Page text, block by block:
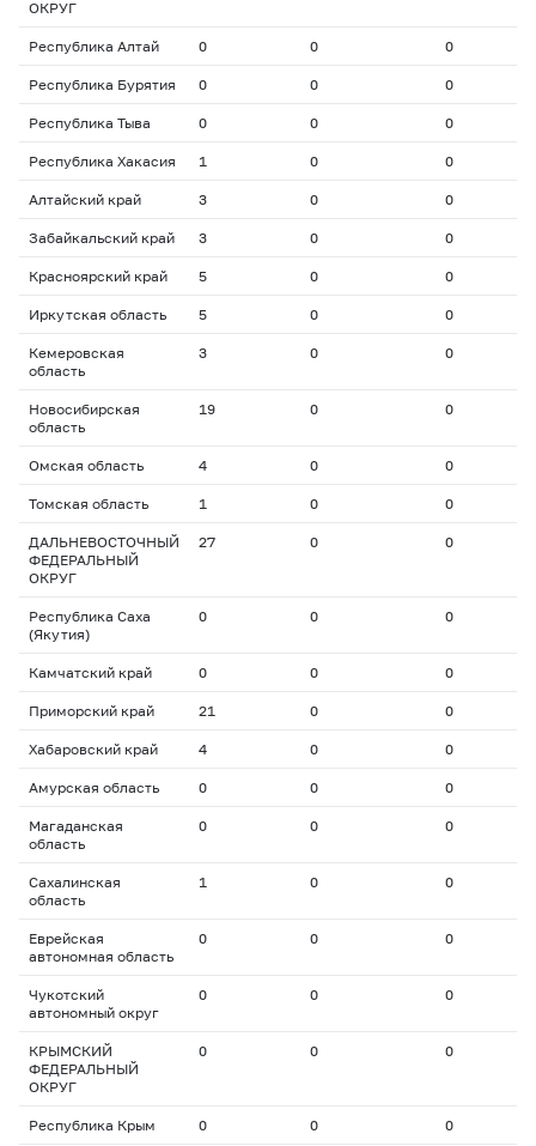
ОКРУГ
Республика Алтай 0 0 0
Республика Бурятия 0 0 0
Республика Тыва 0 0 0
Республика Хакасия 1 0 0
Алтайский край 3 0 0
Забайкальский край 3 0 0
Красноярский край 5 0 0
Иркутская область 5 0 0
Кемеровская
область
3 0 0
Новосибирская
область
19 0 0
Омская область 4 0 0
Томская область 1 0 0
ДАЛЬНЕВОСТОЧНЫЙ
ФЕДЕРАЛЬНЫЙ
ОКРУГ
27 0 0
Республика Саха
(Якутия)
0 0 0
Камчатский край 0 0 0
Приморский край 21 0 0
Хабаровский край 4 0 0
Амурская область 0 0 0
Магаданская
область
0 0 0
Сахалинская
область
1 0 0
Еврейская
автономная область
0 0 0
Чукотский
автономный округ
0 0 0
КРЫМСКИЙ
ФЕДЕРАЛЬНЫЙ
ОКРУГ
0 0 0
Республика Крым 0 0 0